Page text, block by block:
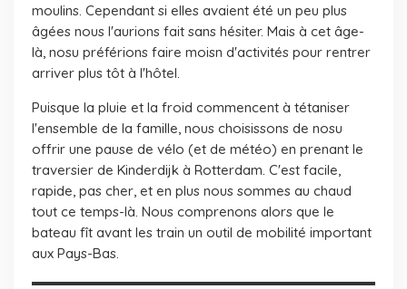
moulins. Cependant si elles avaient été un peu plus
âgées nous l'aurions fait sans hésiter. Mais à cet âge-
là, nosu préférions faire moisn d'activités pour rentrer
arriver plus tôt à l'hôtel.
Puisque la pluie et la froid commencent à tétaniser
l'ensemble de la famille, nous choisissons de nosu
offrir une pause de vélo (et de météo) en prenant le
traversier de Kinderdijk à Rotterdam. C'est facile,
rapide, pas cher, et en plus nous sommes au chaud
tout ce temps-là. Nous comprenons alors que le
bateau fît avant les train un outil de mobilité important
aux Pays-Bas.